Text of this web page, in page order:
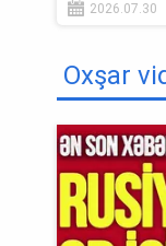
2026.07.30
Oxşar